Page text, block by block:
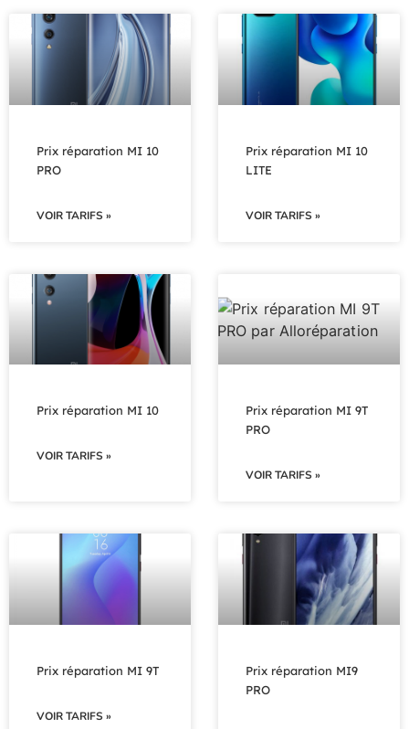
Prix réparation MI 10
PRO
VOIR TARIFS »
Prix réparation MI 10
LITE
VOIR TARIFS »
Prix réparation MI 10
VOIR TARIFS »
Prix réparation MI 9T
PRO
VOIR TARIFS »
Prix réparation MI 9T
VOIR TARIFS »
Prix réparation MI9
PRO